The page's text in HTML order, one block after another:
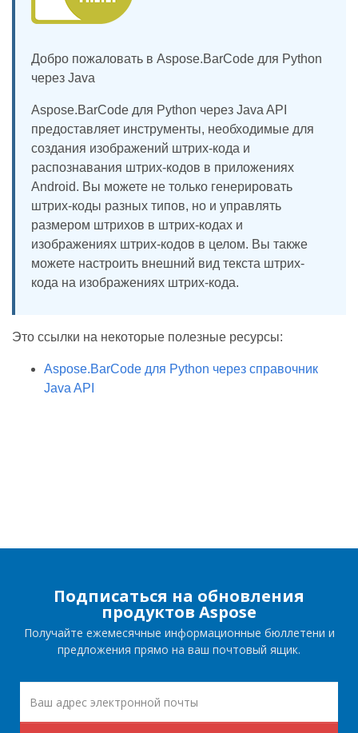
Добро пожаловать в Aspose.BarCode для Python
через Java
Aspose.BarCode для Python через Java API
предоставляет инструменты, необходимые для
создания изображений штрих-кода и
распознавания штрих-кодов в приложениях
Android. Вы можете не только генерировать
штрих-коды разных типов, но и управлять
размером штрихов в штрих-кодах и
изображениях штрих-кодов в целом. Вы также
можете настроить внешний вид текста штрих-
кода на изображениях штрих-кода.
Это ссылки на некоторые полезные ресурсы:
Aspose.BarCode для Python через справочник
Java API
Подписаться на обновления
продуктов Aspose
Получайте ежемесячные информационные бюллетени и
предложения прямо на ваш почтовый ящик.